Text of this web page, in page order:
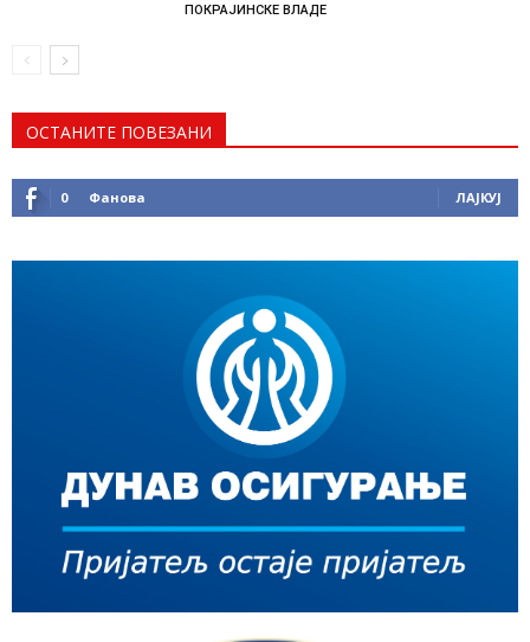
ПОКРАЈИНСКЕ ВЛАДЕ
ОСТАНИТЕ ПОВЕЗАНИ
0 Фанова ЛАЈКУЈ